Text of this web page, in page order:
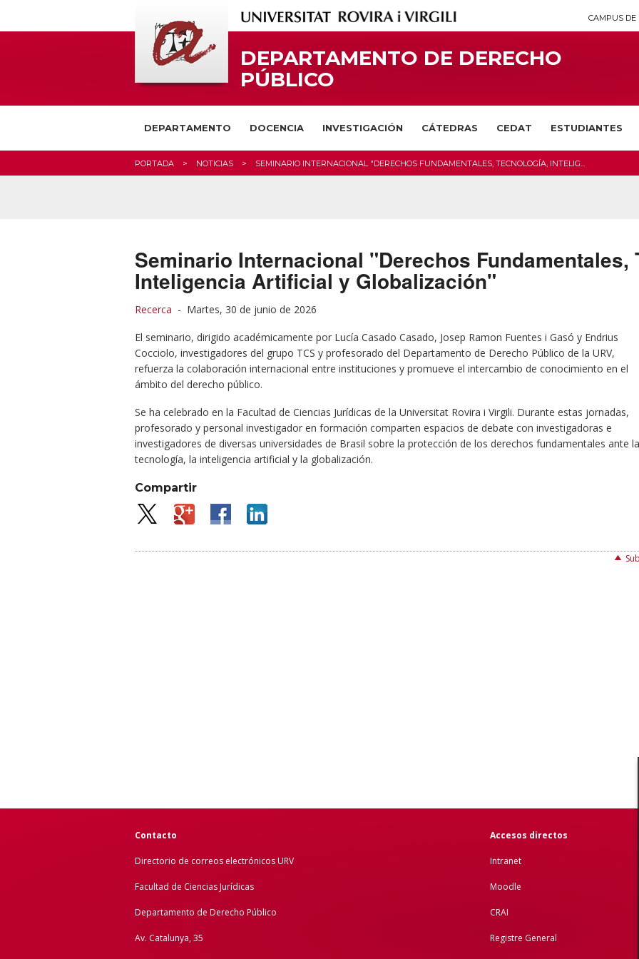
CAMPUS DE
DEPARTAMENTO DE DERECHO
PÚBLICO
DEPARTAMENTO DOCENCIA INVESTIGACIÓN CÁTEDRAS CEDAT ESTUDIANTES
PORTADA NOTICIAS SEMINARIO INTERNACIONAL "DERECHOS FUNDAMENTALES, TECNOLOGÍA, INTELIG...
Seminario Internacional "Derechos Fundamentales,
Inteligencia Artificial y Globalización"
Recerca - Martes, 30 de junio de 2026
El seminario, dirigido académicamente por Lucía Casado Casado, Josep Ramon Fuentes i Gasó y Endrius
Cocciolo, investigadores del grupo TCS y profesorado del Departamento de Derecho Público de la URV,
refuerza la colaboración internacional entre instituciones y promueve el intercambio de conocimiento en el
ámbito del derecho público.
Se ha celebrado en la Facultad de Ciencias Jurídicas de la Universitat Rovira i Virgili. Durante estas jornadas,
profesorado y personal investigador en formación comparten espacios de debate con investigadoras e
investigadores de diversas universidades de Brasil sobre la protección de los derechos fundamentales ante la
tecnología, la inteligencia artificial y la globalización.
Compartir
Contacto
Directorio de correos electrónicos URV
Facultad de Ciencias Jurídicas
Departamento de Derecho Público
Av. Catalunya, 35
Accesos directos
Intranet
Moodle
CRAI
Registre General